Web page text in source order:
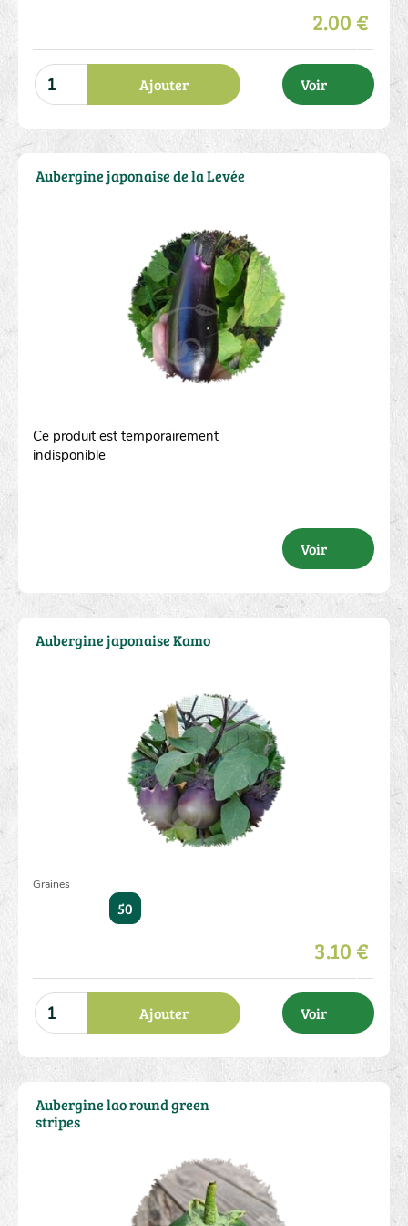
2.00 €
Ajouter Voir
Ce produit est temporairement
indisponible
Voir
Aubergine japonaise de la Levée
Graines
50
3.10 €
Ajouter Voir
Aubergine japonaise Kamo
Aubergine lao round green
stripes